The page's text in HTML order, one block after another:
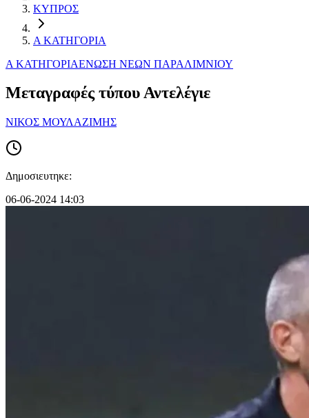
ΚΥΠΡΟΣ
Α ΚΑΤΗΓΟΡΙΑ
Α ΚΑΤΗΓΟΡΙΑΕΝΩΣΗ ΝΕΩΝ ΠΑΡΑΛΙΜΝIΟΥ
Μεταγραφές τύπου Αντελέγιε
ΝΙΚΟΣ ΜΟΥΛΑΖΙΜΗΣ
Δημοσιευτηκε:
06-06-2024 14:03